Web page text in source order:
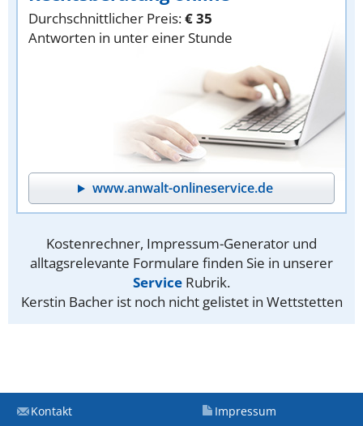
Durchschnittlicher Preis:€ 35
Antworten in unter einer Stunde
www.anwalt-onlineservice.de
Kostenrechner, Impressum-Generator und
alltagsrelevante Formulare finden Sie in unserer
Service Rubrik.
Kerstin Bacher ist noch nicht gelistet in Wettstetten
Kontakt Impressum